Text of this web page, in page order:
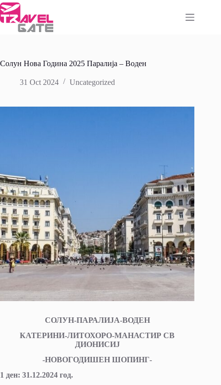
Skip
to
content
Солун Нова Година 2025 Паралија – Воден
31 Oct 2024 Uncategorized
СОЛУН-ПАРАЛИЈА-ВОДЕН
КАТЕРИНИ-ЛИТОХОРО-МАНАСТИР СВ
ДИОНИСИЈ
-НОВОГОДИШЕН ШОПИНГ-
1 ден: 31.12.2024 год.